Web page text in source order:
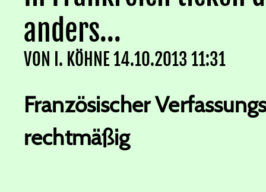
anders...
VON I. KÖHNE14.10.2013 11:31
Französischer
rechtmäßig